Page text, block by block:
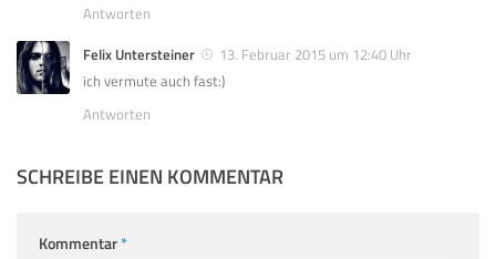
Antworten
Felix Untersteiner
13. Februar 2015 um 12:40 Uhr
ich vermute auch fast:)
Antworten
SCHREIBE EINEN KOMMENTAR
Kommentar*